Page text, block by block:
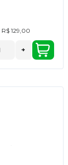
R$ 129,00
+